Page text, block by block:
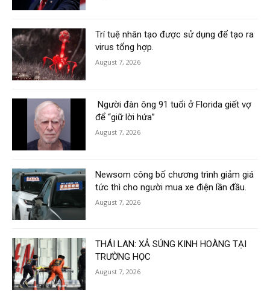
Trí tuệ nhân tạo được sử dụng để tạo ra
virus tổng hợp.
August 7, 2026
Người đàn ông 91 tuổi ở Florida giết vợ
để “giữ lời hứa”
August 7, 2026
Newsom công bố chương trình giảm giá
tức thì cho người mua xe điện lần đầu.
August 7, 2026
THÁI LAN: XẢ SÚNG KINH HOÀNG TẠI
TRƯỜNG HỌC
August 7, 2026